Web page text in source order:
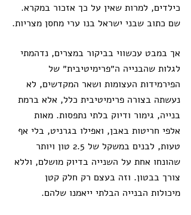
כילדים, למרות שאין על כך אזכור במקרא.
שם כתוב שבני ישראל בנו ערי מחסן מצריות.
אך במבט עכשווי בביקור במצרים, נדהמתי
לגלות שהבנייה ה״פרימיטיבית״ של
הפירמידות העצומות ושאר המקדשים, לא
נעשתה בצורה פרימיטיבית כלל, אלא ברמת
בנייה, גימור ודיוק בלתי נתפסות. מאות
אלפי חריטות באבן, ואפילו בגרניט, בלי אף
טעות, לבנים במשקל של 2.5 טון ויותר
שהונחו אחת על השנייה בדיוק מושלם, וללא
צורך בבטון. וזה בעצם רק חלק קטן
מיכולות הבנייה הבלתי ייאמנו שלהם.